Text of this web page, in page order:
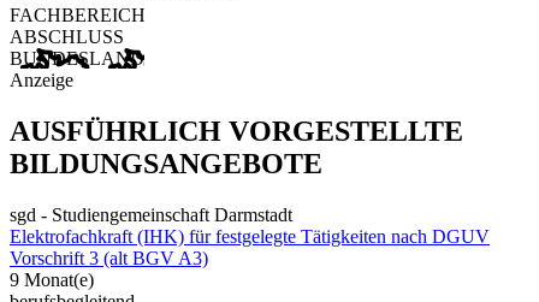
FACHBEREICH
ABSCHLUSS
BUNDESLAND
Anzeige
AUSFÜHRLICH VORGESTELLTE
BILDUNGSANGEBOTE
sgd - Studiengemeinschaft Darmstadt
Elektrofachkraft (IHK) für festgelegte Tätigkeiten nach DGUV
Vorschrift 3 (alt BGV A3)
9 Monat(e)